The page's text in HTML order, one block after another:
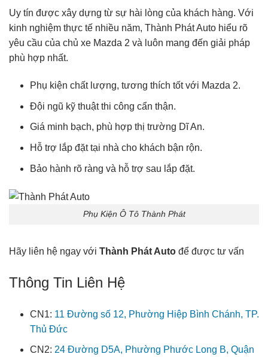
Uy tín được xây dựng từ sự hài lòng của khách hàng. Với
kinh nghiệm thực tế nhiều năm, Thành Phát Auto hiểu rõ
yêu cầu của chủ xe Mazda 2 và luôn mang đến giải pháp
phù hợp nhất.
Phụ kiện chất lượng, tương thích tốt với Mazda 2.
Đội ngũ kỹ thuật thi công cẩn thận.
Giá minh bạch, phù hợp thị trường Dĩ An.
Hỗ trợ lắp đặt tại nhà cho khách bận rộn.
Bảo hành rõ ràng và hỗ trợ sau lắp đặt.
Phụ Kiện Ô Tô Thành Phát
Hãy liên hệ ngay với Thành Phát Auto để được tư vấn
Thông Tin Liên Hệ
CN1: 11 Đường số 12, Phường Hiệp Bình Chánh, TP.
Thủ Đức
CN2: 24 Đường D5A, Phường Phước Long B, Quận